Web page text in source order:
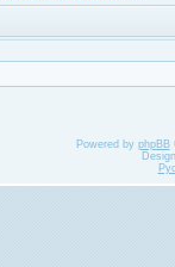
Powered by phpBB